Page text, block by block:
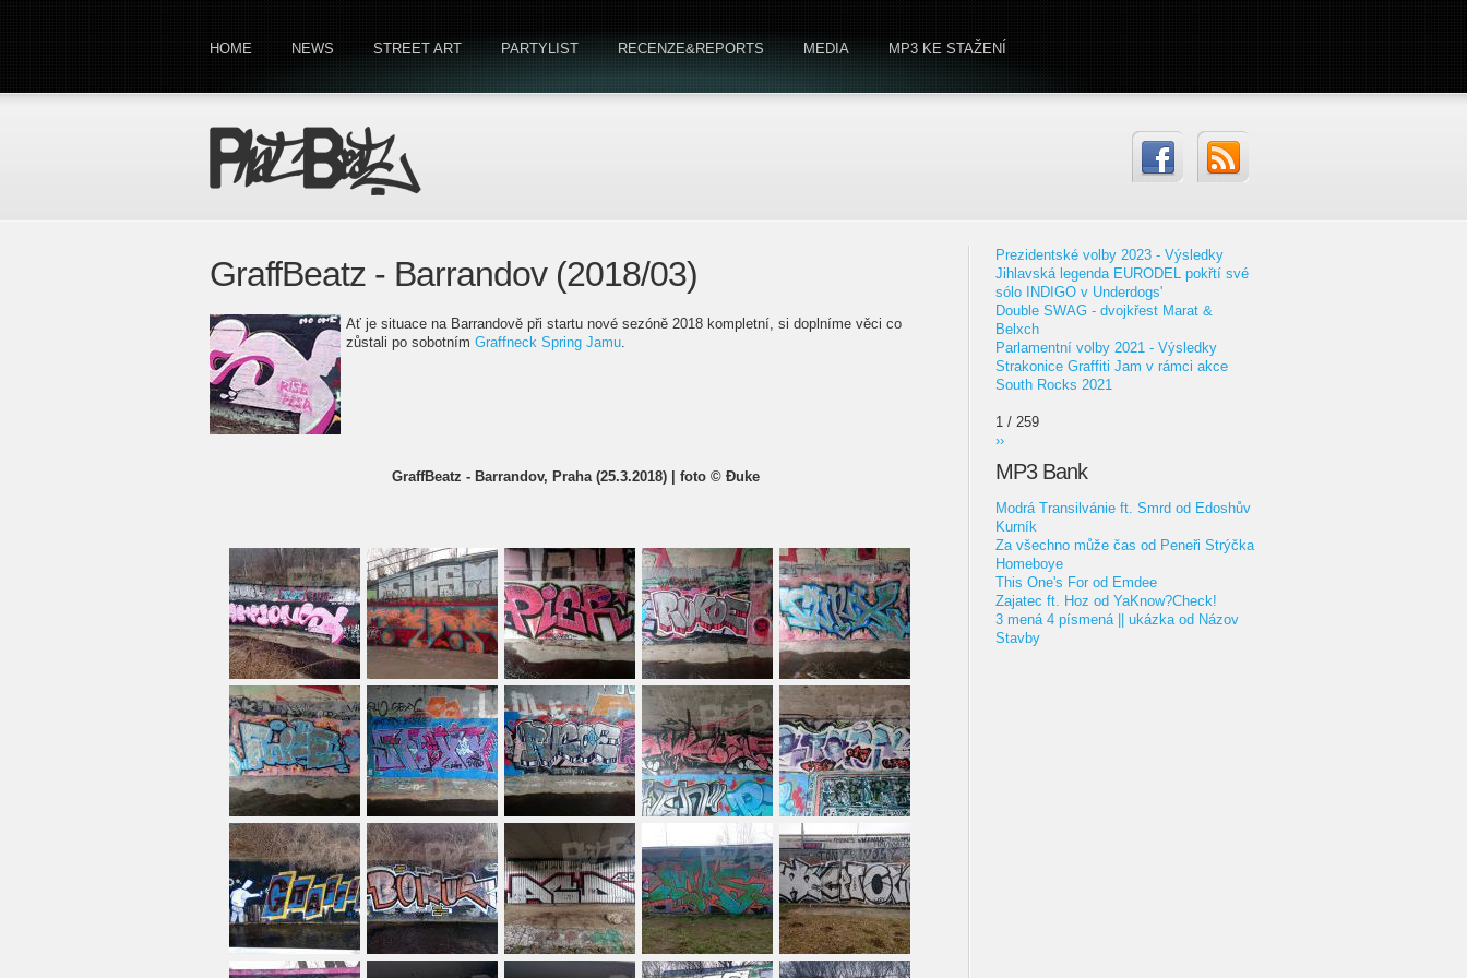
HOME NEWS STREET ART PARTYLIST RECENZE&REPORTS MEDIA MP3 KE STAŽENÍ
GraffBeatz - Barrandov (2018/03)
Ať je situace na Barrandově při startu nové sezóně 2018 kompletní, si doplníme věci co
zůstali po sobotním Graffneck Spring Jamu.
GraffBeatz - Barrandov, Praha (25.3.2018) | foto © Đuke
Prezidentské volby 2023 - Výsledky
Jihlavská legenda EURODEL pokřtí své
sólo INDIGO v Underdogs'
Double SWAG - dvojkřest Marat &
Belxch
Parlamentní volby 2021 - Výsledky
Strakonice Graffiti Jam v rámci akce
South Rocks 2021
1 / 259
››
MP3 Bank
Modrá Transilvánie ft. Smrd od Edoshův
Kurník
Za všechno může čas od Peneři Strýčka
Homeboye
This One's For od Emdee
Zajatec ft. Hoz od YaKnow?Check!
3 mená 4 písmená || ukázka od Názov
Stavby